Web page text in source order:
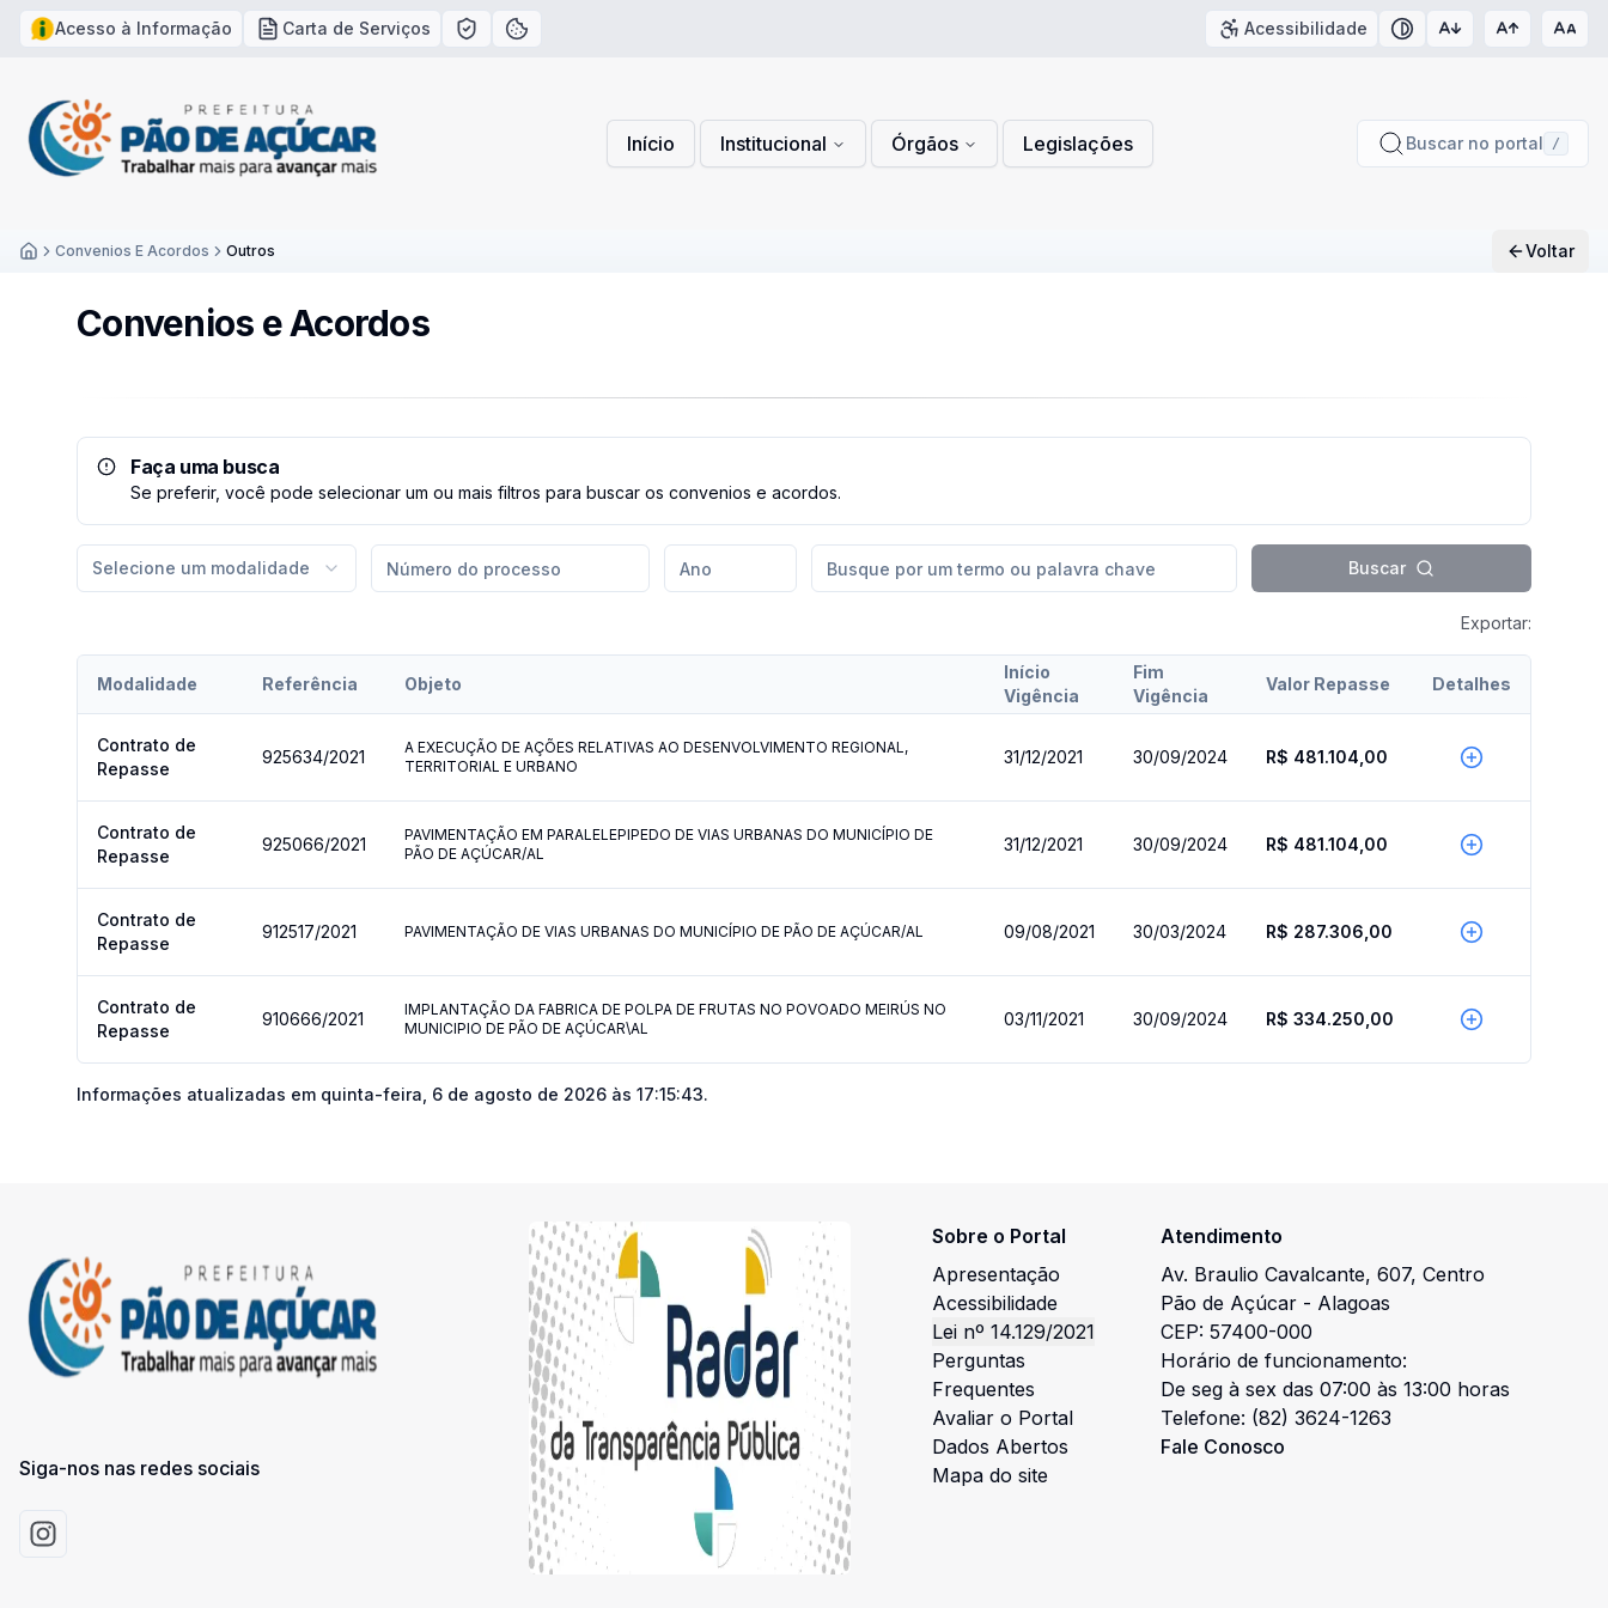
Acesso à Informação Carta de Serviços Política de Privacidade
Política de Cookies Acessibilidade Contraste
Início Institucional Órgãos Legislações Buscar no portal /
Convenios E Acordos Outros Voltar
Convenios e Acordos
Faça uma busca
Se preferir, você pode selecionar um ou mais filtros para buscar os convenios e acordos.
Selecione um modalidade Buscar
Exportar:
Modalidade Referência Objeto
Início
Vigência
Fim
Vigência
Valor Repasse Detalhes
Contrato de
Repasse
925634/2021
A EXECUÇÃO DE AÇÕES RELATIVAS AO DESENVOLVIMENTO REGIONAL,
TERRITORIAL E URBANO
31/12/2021 30/09/2024 R$ 481.104,00
Contrato de
Repasse
925066/2021
PAVIMENTAÇÃO EM PARALELEPIPEDO DE VIAS URBANAS DO MUNICÍPIO DE
PÃO DE AÇÚCAR/AL
31/12/2021 30/09/2024 R$ 481.104,00
Contrato de
Repasse
912517/2021 PAVIMENTAÇÃO DE VIAS URBANAS DO MUNICÍPIO DE PÃO DE AÇÚCAR/AL 09/08/2021 30/03/2024 R$ 287.306,00
Contrato de
Repasse
910666/2021
IMPLANTAÇÃO DA FABRICA DE POLPA DE FRUTAS NO POVOADO MEIRÚS NO
MUNICIPIO DE PÃO DE AÇÚCAR\AL
03/11/2021 30/09/2024 R$ 334.250,00
Informações atualizadas em quinta-feira, 6 de agosto de 2026 às 17:15:43.
Siga-nos nas redes sociais
Acessar Instagram
Sobre o Portal
Apresentação
Acessibilidade
Lei nº 14.129/2021
Perguntas
Frequentes
Avaliar o Portal
Dados Abertos
Mapa do site
Atendimento
Av. Braulio Cavalcante,607,Centro
Pão de Açúcar - Alagoas
CEP:57400-000
Horário de funcionamento:
De seg à sex das 07:00 às 13:00 horas
Telefone: (82) 3624-1263
Fale Conosco